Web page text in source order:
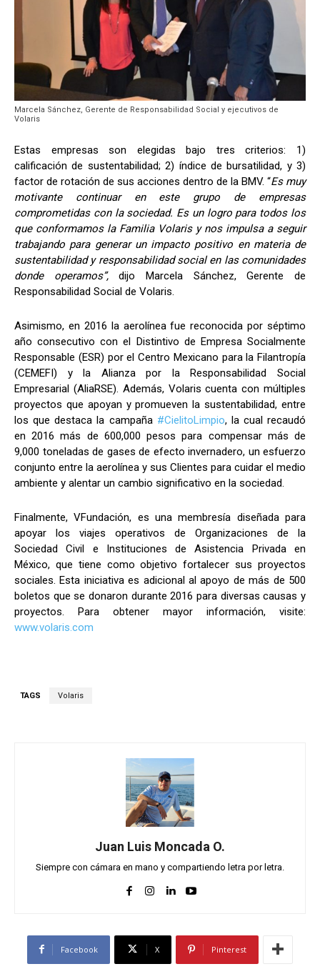
Marcela Sánchez, Gerente de Responsabilidad Social y ejecutivos de
Volaris
Estas empresas son elegidas bajo tres criterios: 1)
calificación de sustentabilidad; 2) índice de bursatilidad, y 3)
factor de rotación de sus acciones dentro de la BMV. “Es muy
motivante continuar en este grupo de empresas
comprometidas con la sociedad. Es un logro para todos los
que conformamos la Familia Volaris y nos impulsa a seguir
trabajando para generar un impacto positivo en materia de
sustentabilidad y responsabilidad social en las comunidades
donde operamos”,dijo Marcela Sánchez, Gerente de
Responsabilidad Social de Volaris.
Asimismo, en 2016 la aerolínea fue reconocida por séptimo
año consecutivo con el Distintivo de Empresa Socialmente
Responsable (ESR) por el Centro Mexicano para la Filantropía
(CEMEFI) y la Alianza por la Responsabilidad Social
Empresarial (AliaRSE). Además, Volaris cuenta con múltiples
proyectos que apoyan y promueven la sustentabilidad, entre
los que destaca la campaña #CielitoLimpio, la cual recaudó
en 2016 más de 600,000 pesos para compensar más de
9,000 toneladas de gases de efecto invernadero, un esfuerzo
conjunto entre la aerolínea y sus Clientes para cuidar el medio
ambiente y alentar un cambio significativo en la sociedad.
Finalmente, VFundación, es una membresía diseñada para
apoyar los viajes operativos de Organizaciones de la
Sociedad Civil e Instituciones de Asistencia Privada en
México, que tiene como objetivo fortalecer sus proyectos
sociales. Esta iniciativa es adicional al apoyo de más de 500
boletos que se donaron durante 2016 para diversas causas y
proyectos. Para obtener mayor información, visite:
www.volaris.com
TAGS Volaris
Juan Luis Moncada O.
Siempre con cámara en mano y compartiendo letra por letra.
Facebook X Pinterest